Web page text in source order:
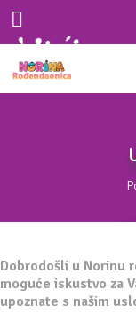
Dobrodošli u Norinu
moguće iskustvo za
upoznate s našim